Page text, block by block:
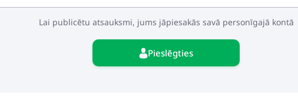
Lai publicētu atsauksmi, jums jāpiesakās savā personīgajā kontā
Pieslēgties